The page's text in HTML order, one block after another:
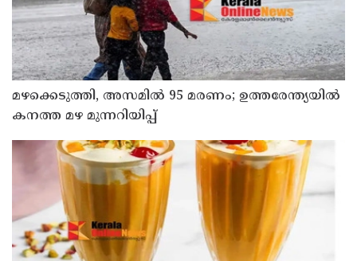
മഴക്കെടുത്തി, അസമിൽ 95 മരണം; ഉത്തരേന്ത്യയില്‍
കനത്ത മഴ മുന്നറിയിപ്പ്